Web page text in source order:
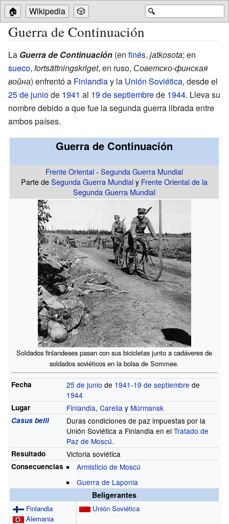
🔍
🏠 Wikipedia 🎲
Guerra de Continuación
La Guerra de Continuación (en finés, jatkosota; en
sueco, fortsättningskriget, en ruso, Советско-финская
война) enfrentó a Finlandiay la Unión Soviética, desde el
25 de juniode 1941 al 19 de septiembrede 1944. Lleva su
nombre debido a que fue la segunda guerra librada entre
ambos países.
Guerra de Continuación
Frente Oriental-Segunda Guerra Mundial
Parte deSegunda Guerra Mundialy Frente Oriental de la
Segunda Guerra Mundial
Soldados finlandeses pasan con sus bicicletas junto a cadáveres de
soldados soviéticos en la bolsa de Sommee.
Fecha 25 de junio de 1941-19 de septiembre de
1944
Lugar Finlandia,Carelia y Múrmansk
Casus belli
Duras condiciones de paz impuestas por la
Unión Soviética a Finlandia en elTratado de
Paz de Moscú.
Resultado Victoria soviética
Consecuencias
Armisticio de Moscú
Guerra de Laponia
Beligerantes
Finlandia
Alemania
Unión Soviética